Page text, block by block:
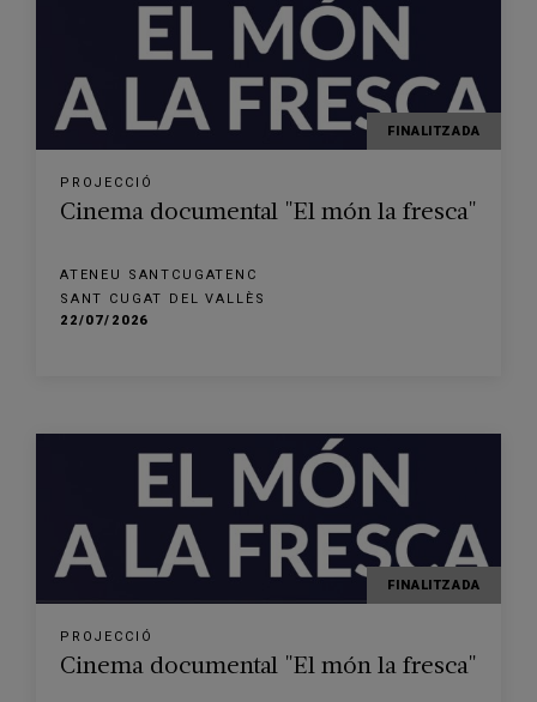
FINALITZADA
PROJECCIÓ
Cinema documental "El món la fresca"
ATENEU SANTCUGATENC
SANT CUGAT DEL VALLÈS
22/07/2026
FINALITZADA
PROJECCIÓ
Cinema documental "El món la fresca"